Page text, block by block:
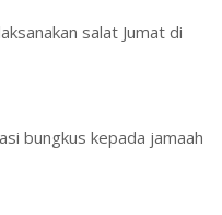
salat Jumat di
bungkus kepada jamaah